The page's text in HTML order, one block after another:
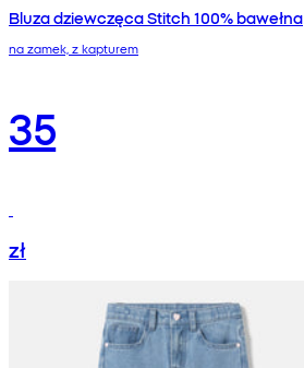
Bluza dziewczęca Stitch 100% bawełna
na zamek, z kapturem
35
zł